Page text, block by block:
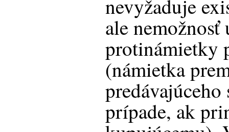
nevyžaduje
ale nemožnosť
protinámietky
(námietka
prípade, ak